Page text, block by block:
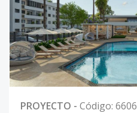
PROYECTO - Código: 6606